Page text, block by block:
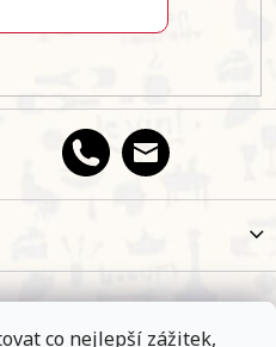
co nejlepší zážitek,